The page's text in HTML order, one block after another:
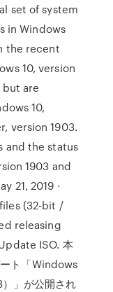
set of system
in Windows
the recent
10, version
but are
10,
version 1903.
and the status
1903 and
21, 2019 ·
(32-bit /
releasing
ISO. 本
ト「Windows
」が公開され